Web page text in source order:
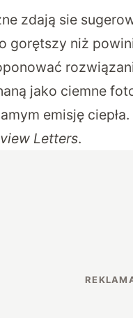
zdają sie
gorętszy niż
jako ciemne
emisję
Letters.